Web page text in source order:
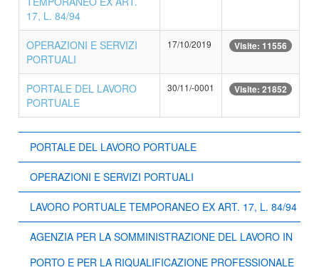
17, L. 84/94
OPERAZIONI E SERVIZI
PORTUALI
17/10/2019 Visite: 11556
PORTALE DEL LAVORO
PORTUALE
30/11/-0001 Visite: 21852
PORTALE DEL LAVORO PORTUALE
OPERAZIONI E SERVIZI PORTUALI
LAVORO PORTUALE TEMPORANEO EX ART. 17, L. 84/94
AGENZIA PER LA SOMMINISTRAZIONE DEL LAVORO IN
PORTO E PER LA RIQUALIFICAZIONE PROFESSIONALE